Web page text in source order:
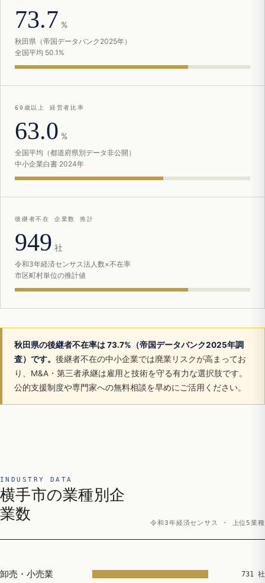
73.7 %
秋田県（帝国データバンク2025年）
全国平均 50.1%
60歳以上 経営者比率
63.0 %
全国平均（都道府県別データ非公開）
中小企業白書 2024年
後継者不在 企業数 推計
949 社
令和3年経済センサス法人数×不在率
市区町村単位の推計値
秋田県の後継者不在率は 73.7%（帝国データバンク2025年調
査）です。 後継者不在の中小企業では廃業リスクが高まってお
り、M&A・第三者承継は雇用と技術を守る有力な選択肢です。
公的支援制度や専門家への無料相談を早めにご活用ください。
INDUSTRY DATA
横手市の業種別企
業数
令和3年経済センサス · 上位5業種
卸売・小売業 731 社